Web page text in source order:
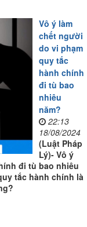
Vô ý làm
chết người
do vi phạm
quy tắc
hành chính
đi tù bao
nhiêu
năm?
22:13
18/08/2024
(Luật Pháp
Lý)- Vô ý
đi tù bao nhiêu
tắc hành chính là